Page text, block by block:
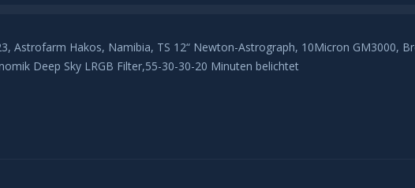
Astrofarm Hakos, Namibia, TS 12“ Newton-Astrograph, 10Micron GM3000,
Deep Sky LRGB Filter,55-30-30-20 Minuten belichtet